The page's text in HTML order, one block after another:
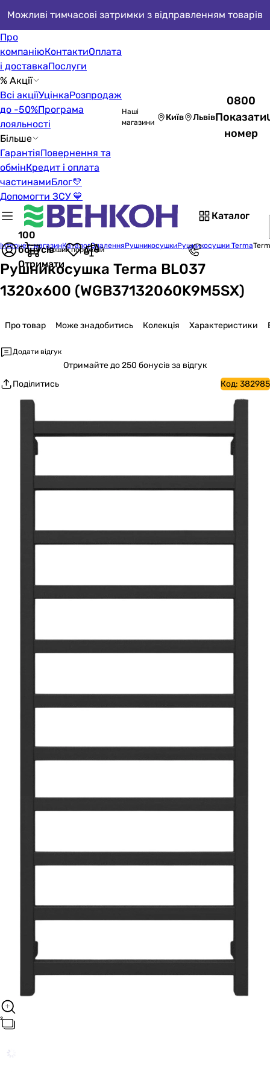
Можливі тимчасові затримки з відправленням товарів
Про
компаніюКонтактиОплата
і доставкаПослуги
% Акції
Всі акціїУцінкаРозпродаж
до -50%Програма
лояльності
Більше
ГарантіяПовернення та
обмінКредит і оплата
частинамиБлог💛
Допомогти ЗСУ 💙
Наші
магазини
Київ Львів
0800
Показати
номер
Каталог
100
бонусів
Отримати
Кошик порожній
Інтернет-магазинКаталогОпаленняРушникосушкиРушникосушки Terma
Рушникосушка Terma BL037
1320x600 (WGB37132060K9M5SX)
Про товар Може знадобитись Колекція Характеристики
Додати відгук
Отримайтедо 250 бонусів за відгук
Поділитись
Код: 382985